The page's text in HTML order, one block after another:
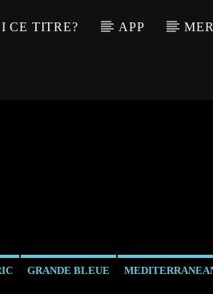
CE TITRE? APP
GRANDE BLEUE